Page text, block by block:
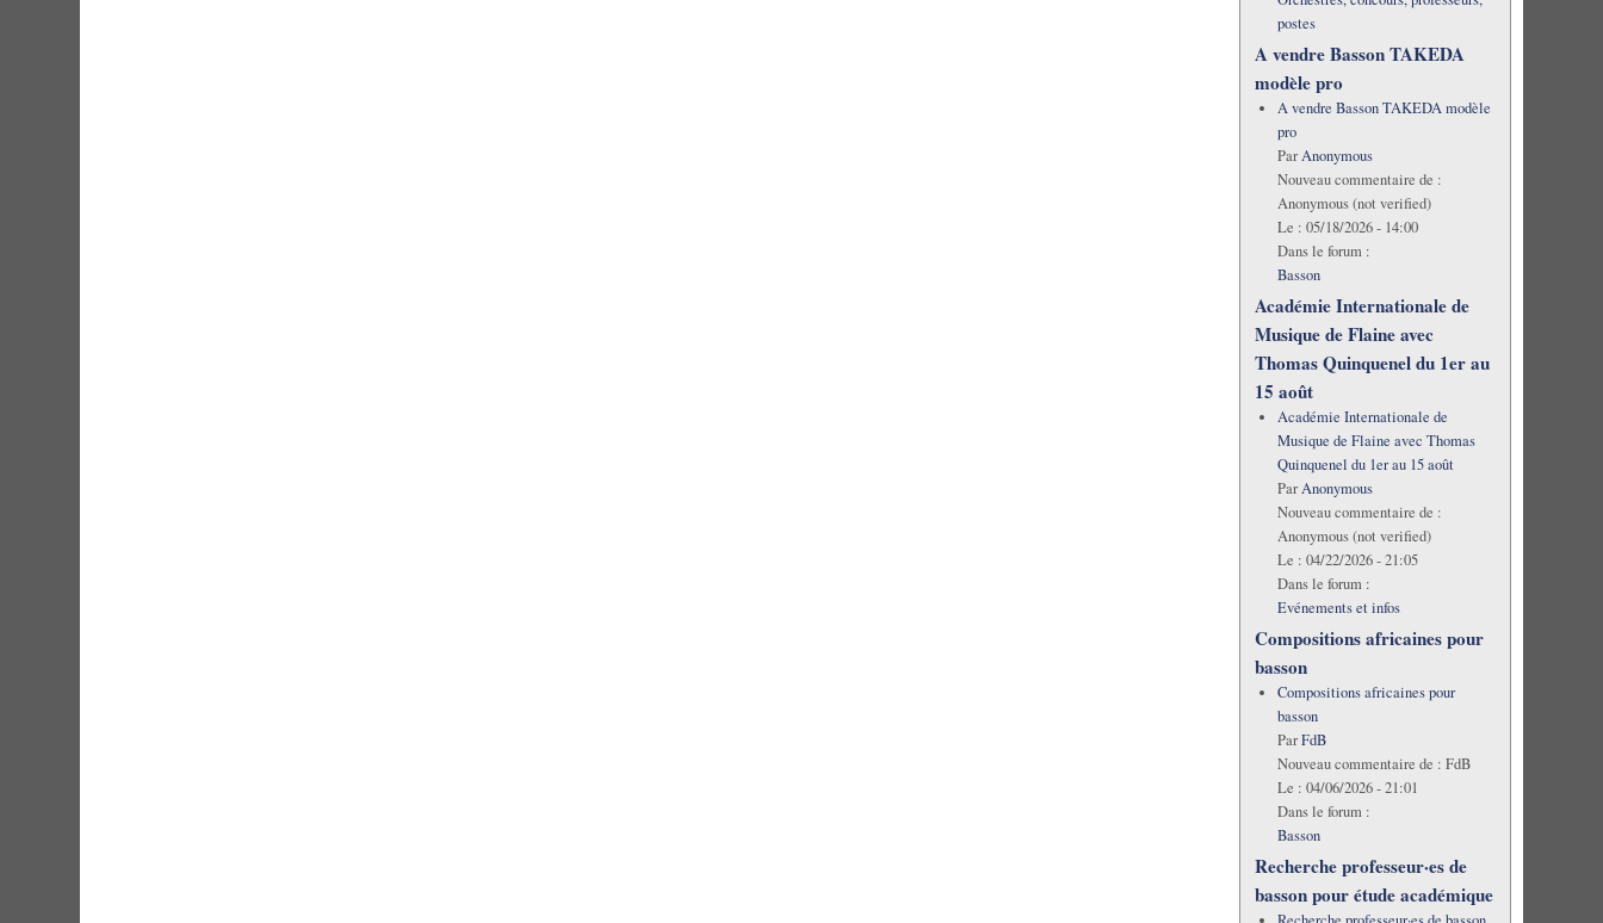
postes
A vendre Basson TAKEDA
modèle pro
A vendre Basson TAKEDA modèle
pro
ParAnonymous
Nouveau commentaire de :
Anonymous (not verified)
Le : 05/18/2026 - 14:00
Dans le forum :
Basson
Académie Internationale de
Musique de Flaine avec
Thomas Quinquenel du 1er au
15 août
Académie Internationale de
Musique de Flaine avec Thomas
Quinquenel du 1er au 15 août
ParAnonymous
Nouveau commentaire de :
Anonymous (not verified)
Le : 04/22/2026 - 21:05
Dans le forum :
Evénements et infos
Compositions africaines pour
basson
Compositions africaines pour
basson
ParFdB
Nouveau commentaire de : FdB
Le : 04/06/2026 - 21:01
Dans le forum :
Basson
Recherche professeur·es de
basson pour étude académique